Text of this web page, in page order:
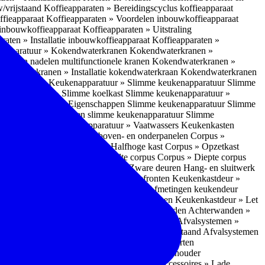
vrijstaand Koffieapparaten » Bereidingscyclus koffieapparaat
Koffieapparaten » Voordelen inbouwkoffieapparaat
Koffieapparaten » Uitstraling
» Installatie inbouwkoffieapparaat Koffieapparaten »
» Kokendwaterkranen Kokendwaterkranen »
en nadelen multifunctionele kranen Kokendwaterkranen »
» Installatie kokendwaterkraan Kokendwaterkranen
» OvensKeukenapparatuur » Slimme keukenapparatuur Slimme
» Slimme koelkast Slimme keukenapparatuur »
» Eigenschappen Slimme keukenapparatuur Slimme
» Nadelen slimme keukenapparatuur Slimme
Keukenapparatuur » Vaatwassers Keukenkasten
Corpus » Buitenkant zij-, boven- en onderpanelen Corpus »
Corpus » Halfhoge kast Corpus » Opzetkast
Corpus » Breedte corpus Corpus » Diepte corpus
Hang- en sluitwerk » Zware deuren Hang- en sluitwerk
» Soorten deur- en ladefronten Keukenkastdeur »
Keukenkastdeur » Afmetingen keukendeur
Keukenkastdeur » Deurgrepen Keukenkastdeur » Let
Achterwanden » Nadelen achterwanden Achterwanden »
Afvalsystemen »
Afvalsystemen » Vrijstaand Afvalsystemen
Inbouwaccessoires » Soorten
Inbouwaccessoires » Handdoekhouder